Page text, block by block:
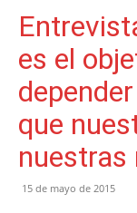
es el
que
nuestras
15 de mayo de 2015